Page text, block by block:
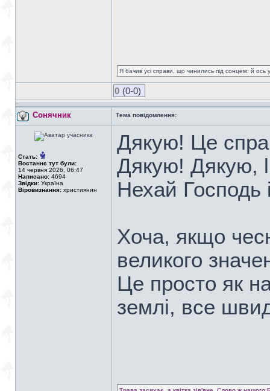
Я бачив усі справи, що чинились під сонцем: й ось
0 (0-0)
Сонячник Тема повідомлення:
Стать:
Востаннє тут були:
14 червня 2026, 06:47
Написано: 4694
Звідки: Україна
Віровизнання: християнин
Дякую! Це
Дякую! Дякую,
Нехай Господь
Хоча, якщо
великого
Це просто як
землі, все